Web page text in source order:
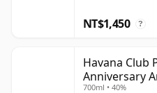
NT$1,450 ?
Havana Club
Anniversary
700ml • 40%